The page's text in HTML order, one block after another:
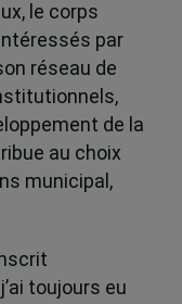
le corps
par
réseau de
de la
au choix
municipal,
toujours eu